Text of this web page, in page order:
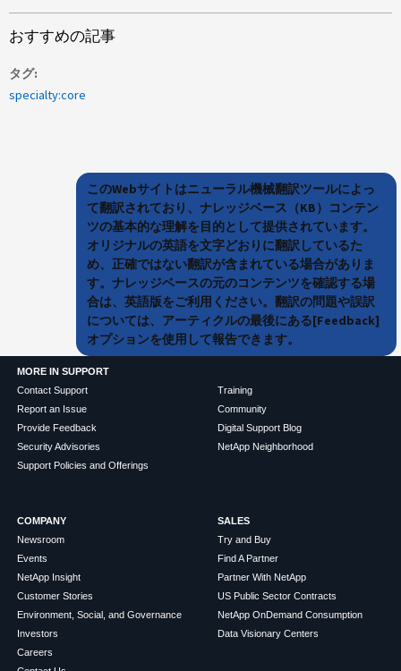
おすすめの記事
タグ
specialty:core
このWebサイトはニューラル機械翻訳ツールによっ
て翻訳されており、ナレッジベース（KB）コンテン
ツの基本的な理解を目的として提供されています。
オリジナルの英語を文字どおりに翻訳しているた
め、正確ではない翻訳が含まれている場合がありま
す。ナレッジベースの元のコンテンツを確認する場
合は、英語版をご利用ください。翻訳の問題や誤訳
については、アーティクルの最後にある[Feedback]
オプションを使用して報告できます。
MORE IN SUPPORT
Contact Support
Report an Issue
Provide Feedback
Security Advisories
Support Policies and Offerings
Training
Community
Digital Support Blog
NetApp Neighborhood
COMPANY
Newsroom
Events
NetApp Insight
Customer Stories
Environment, Social, and Governance
Investors
Careers
SALES
Try and Buy
Find A Partner
Partner With NetApp
US Public Sector Contracts
NetApp OnDemand Consumption
Data Visionary Centers